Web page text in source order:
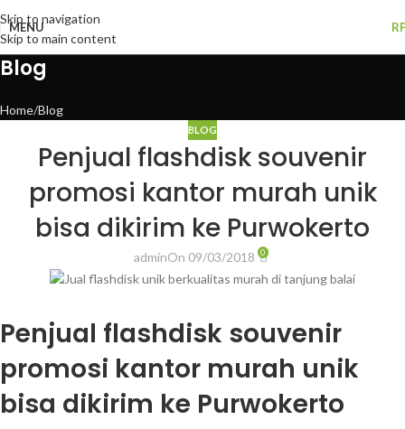
Skip to navigation
Skip to main content
MENU
Blog
Home Blog
BLOG
Penjual flashdisk souvenir
promosi kantor murah unik
bisa dikirim ke Purwokerto
adminOn 09/03/2018 0
Penjual flashdisk souvenir
promosi kantor murah unik
bisa dikirim ke Purwokerto